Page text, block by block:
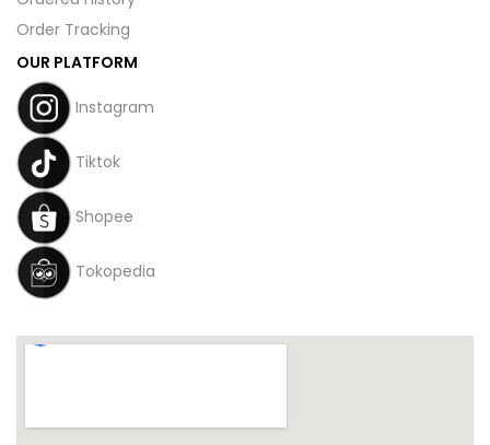
Order Tracking
OUR PLATFORM
Instagram
Tiktok
Shopee
Tokopedia